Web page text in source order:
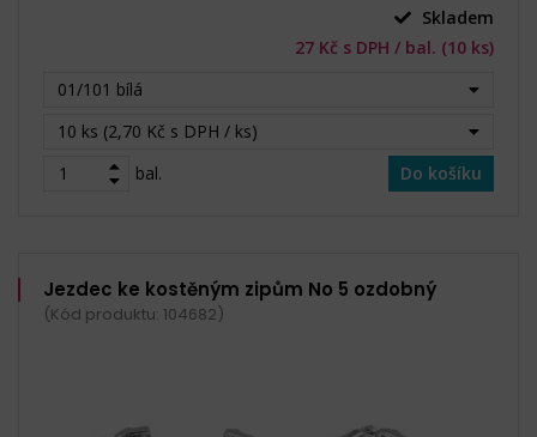
Skladem
27 Kč s DPH / bal. (10 ks)
01/101 bílá
10 ks (2,70 Kč s DPH / ks)
bal.
Do košíku
Jezdec ke kostěným zipům No 5 ozdobný
(Kód produktu: 104682)